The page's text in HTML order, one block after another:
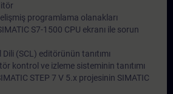
programlama olanakları
S7-1500 CPU ekranı ile sorun
Dili (SCL) editörünün tanıtımı
kontrol ve izleme sisteminin tanıtımı
STEP 7 V 5.x projesinin SIMATIC